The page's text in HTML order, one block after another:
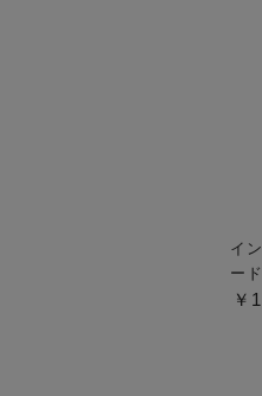
イ
ード
￥